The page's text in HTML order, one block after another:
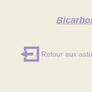
Retour aux